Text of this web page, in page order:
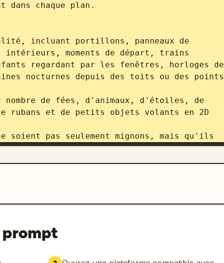
dans chaque plan.
incluant portillons, panneaux de
moments de départ, trains
regardant par les fenêtres, horloges de
nocturnes depuis des toits ou des points
nombre de fées, d'animaux, d'étoiles, de
rubans et de petits objets volants en 2D
pas seulement mignons, mais qu'ils
le passage du temps et le
Mouvement vers l'avant.
de signalisation ou les guides de quai.
circulant autour. Zoom rapide.
prompt